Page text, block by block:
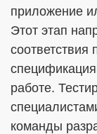
приложение
Этот этап
соответствия
работе.
команды